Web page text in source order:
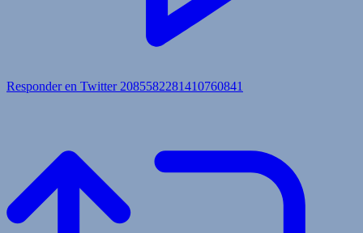
Responder en Twitter 2085582281410760841